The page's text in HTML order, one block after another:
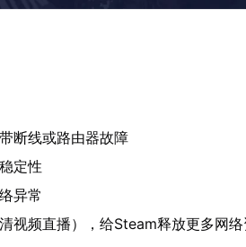
断线或路由器故障
定性
异常
视频直播），给Steam释放更多网络